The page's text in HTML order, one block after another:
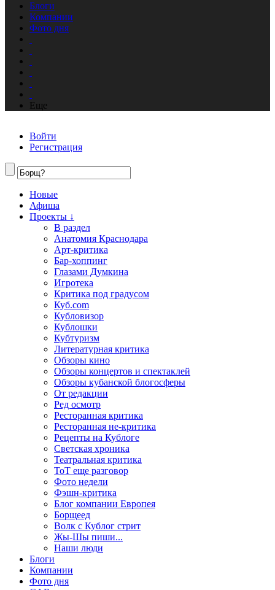
Блоги
Компании
Фото дня
Еще
Войти
Регистрация
Новые
Афиша
Проекты ↓
В раздел
Анатомия Краснодара
Арт-критика
Бар-хоппинг
Глазами Думкина
Игротека
Критика под градусом
Куб.com
Кубловизор
Кублошки
Кубтуризм
Литературная критика
Обзоры кино
Обзоры концертов и спектаклей
Обзоры кубанской блогосферы
От редакции
Ред осмотр
Ресторанная критика
Ресторанная не-критика
Рецепты на Кублоге
Светская хроника
Театральная критика
ТоТ еще разговор
Фото недели
Фэшн-критика
Блог компании Европея
Борщеед
Волк с Кублог стрит
Жы-Шы пиши...
Наши люди
Блоги
Компании
Фото дня